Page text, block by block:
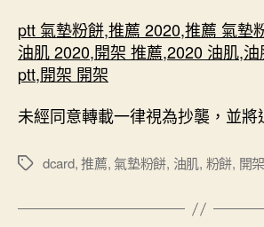
ptt 氣墊粉餅,推薦 2020,推薦 氣墊
油肌 2020,開架 推薦,2020 油肌,
ptt,開架 開架
未經同意轉載一律視為抄襲，並將
標
dcard,推薦, 氣墊粉餅, 油肌, 粉餅, 開架